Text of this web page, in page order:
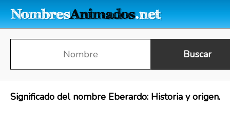
Significado del nombre Eberardo: Historia y origen.